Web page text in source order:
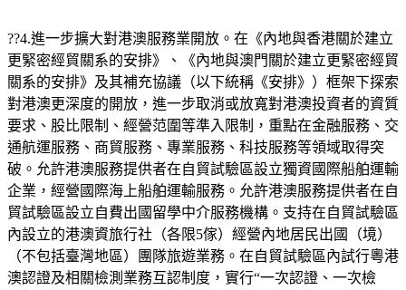
??4.進一步擴大對港澳服務業開放。在《內地與香港關於建立
更緊密經貿關系的安排》、《內地與澳門關於建立更緊密經貿
關系的安排》及其補充協議（以下統稱《安排》）框架下探索
對港澳更深度的開放，進一步取消或放寬對港澳投資者的資質
要求、股比限制、經營范圍等準入限制，重點在金融服務、交
通航運服務、商貿服務、專業服務、科技服務等領域取得突
破。允許港澳服務提供者在自貿試驗區設立獨資國際船舶運輸
企業，經營國際海上船舶運輸服務。允許港澳服務提供者在自
貿試驗區設立自費出國留學中介服務機構。支持在自貿試驗區
內設立的港澳資旅行社（各限5傢）經營內地居民出國（境）
（不包括臺灣地區）團隊旅遊業務。在自貿試驗區內試行粵港
澳認證及相關檢測業務互認制度，實行“一次認證、一次檢